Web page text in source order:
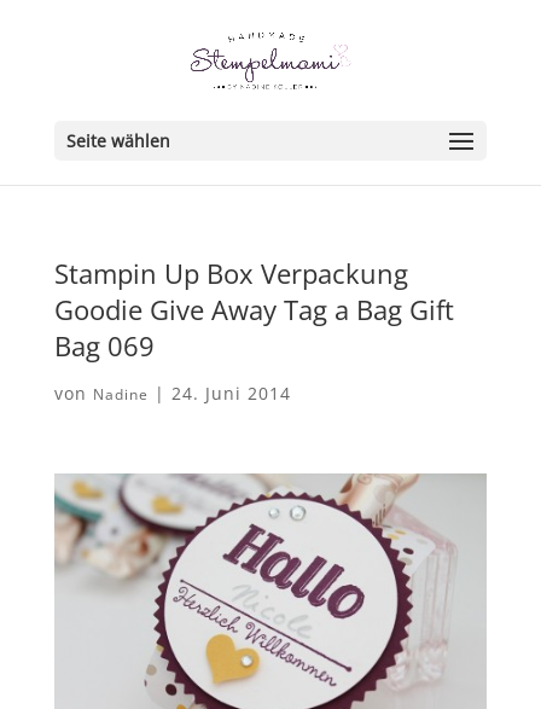
Seite wählen
Stampin Up Box Verpackung
Goodie Give Away Tag a Bag Gift
Bag 069
von Nadine | 24. Juni 2014